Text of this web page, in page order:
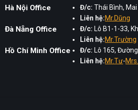
Hà Nội Office Đ/c: Thái Bình,
Liên hệ:Mr.Dũng
Đà Nẵng Office Đ/c: Lô B1-1-33,
Liên hệ:Mr.Trường
Hồ Chí Minh Office Đ/c: Lô 165,
Liên hệ:Mr.Tư-